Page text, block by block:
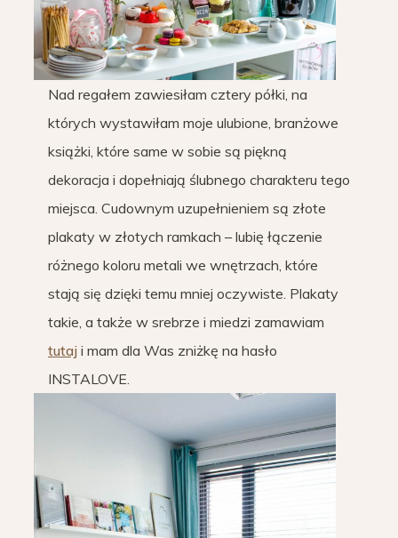
Nad regałem zawiesiłam cztery półki, na
których wystawiłam moje ulubione, branżowe
książki, które same w sobie są piękną
dekoracja i dopełniają ślubnego charakteru tego
miejsca. Cudownym uzupełnieniem są złote
plakaty w złotych ramkach – lubię łączenie
różnego koloru metali we wnętrzach, które
stają się dzięki temu mniej oczywiste. Plakaty
takie, a także w srebrze i miedzi zamawiam
tutaj i mam dla Was zniżkę na hasło
INSTALOVE.